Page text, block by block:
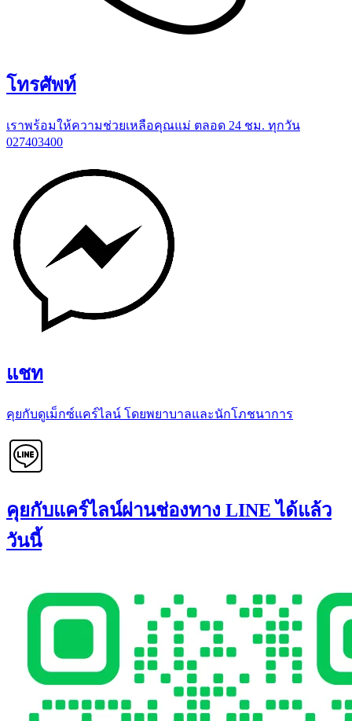
โทรศัพท์
เราพร้อมให้ความช่วยเหลือคุณแม่ ตลอด 24 ชม. ทุกวัน
027403400
แชท
คุยกับดูเม็กซ์แคร์ไลน์ โดยพยาบาลและนักโภชนาการ
คุยกับแคร์ไลน์ผ่านช่องทาง LINE ได้แล้ว
วันนี้